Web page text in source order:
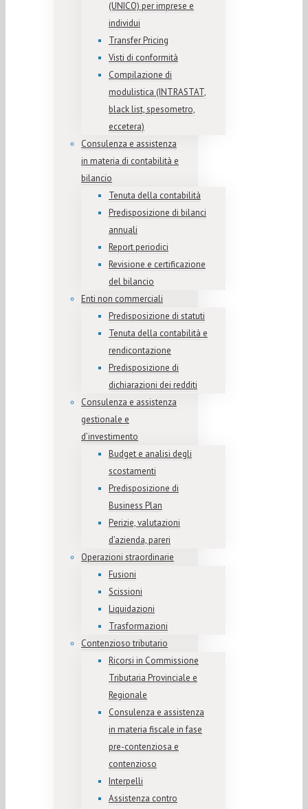
(UNICO) per imprese e
individui
Transfer Pricing
Visti di conformità
Compilazione di
modulistica (INTRASTAT,
black list, spesometro,
eccetera)
Consulenza e assistenza
in materia di contabilità e
bilancio
Tenuta della contabilità
Predisposizione di bilanci
annuali
Report periodici
Revisione e certificazione
del bilancio
Enti non commerciali
Predisposizione di statuti
Tenuta della contabilità e
rendicontazione
Predisposizione di
dichiarazioni dei redditi
Consulenza e assistenza
gestionale e
d’investimento
Budget e analisi degli
scostamenti
Predisposizione di
Business Plan
Perizie, valutazioni
d’azienda, pareri
Operazioni straordinarie
Fusioni
Scissioni
Liquidazioni
Trasformazioni
Contenzioso tributario
Ricorsi in Commissione
Tributaria Provinciale e
Regionale
Consulenza e assistenza
in materia fiscale in fase
pre-contenziosa e
contenzioso
Interpelli
Assistenza contro